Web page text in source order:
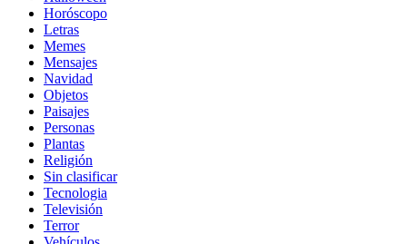
Horóscopo
Letras
Memes
Mensajes
Navidad
Objetos
Paisajes
Personas
Plantas
Religión
Sin clasificar
Tecnologia
Televisión
Terror